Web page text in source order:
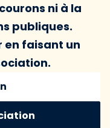
ni à la
publiques.
en faisant un